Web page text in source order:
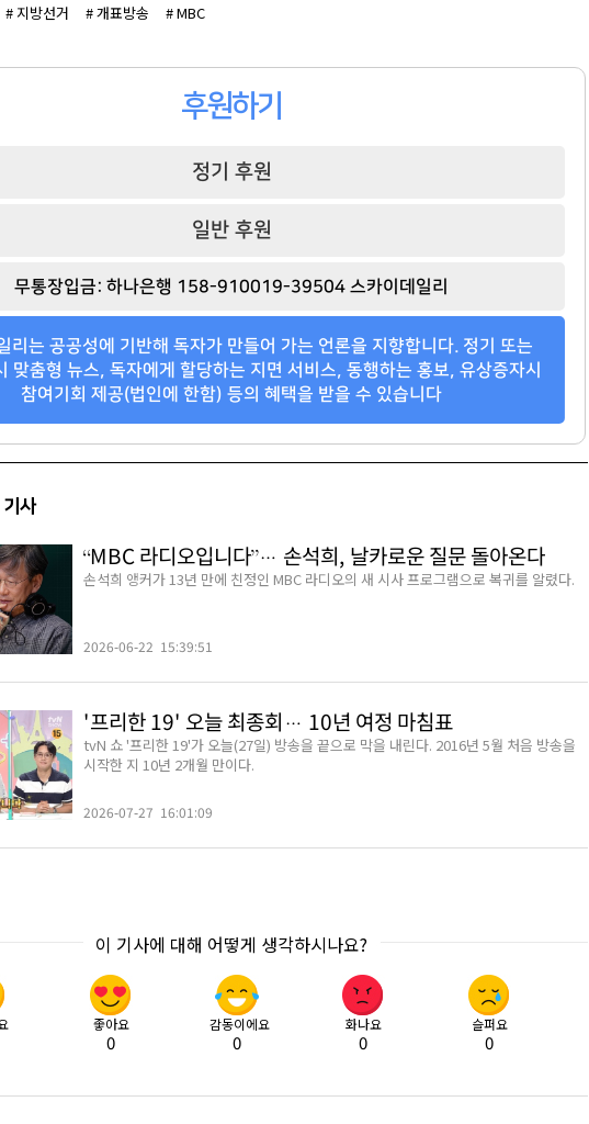
92
최재원
SK그룹
373 365 143
# 지방선거 # 개표방송 # MBC
후원하기
정기 후원
일반 후원
무통장입금: 하나은행 158-910019-39504 스카이데일리
리는 공공성에 기반해 독자가 만들어 가는 언론을 지향합니다. 정기 또는
맞춤형 뉴스, 독자에게 할당하는 지면 서비스, 동행하는 홍보, 유상증자시
참여기회 제공(법인에 한함) 등의 혜택을 받을 수 있습니다
사
“MBC 라디오입니다”… 손석희, 날카로운 질문 돌아온다
손석희 앵커가 13년 만에 친정인 MBC 라디오의 새 시사 프로그램으로 복귀를 알렸다.
2026-06-22 15:39:51
'프리한 19' 오늘 최종회… 10년 여정 마침표
tvN 쇼 '프리한 19'가 오늘(27일) 방송을 끝으로 막을 내린다. 2016년 5월 처음 방송을
시작한 지 10년 2개월 만이다.
2026-07-27 16:01:09
이 기사에 대해 어떻게 생각하시나요?
좋아요
0
감동이에요
0
화나요
0
슬퍼요
0